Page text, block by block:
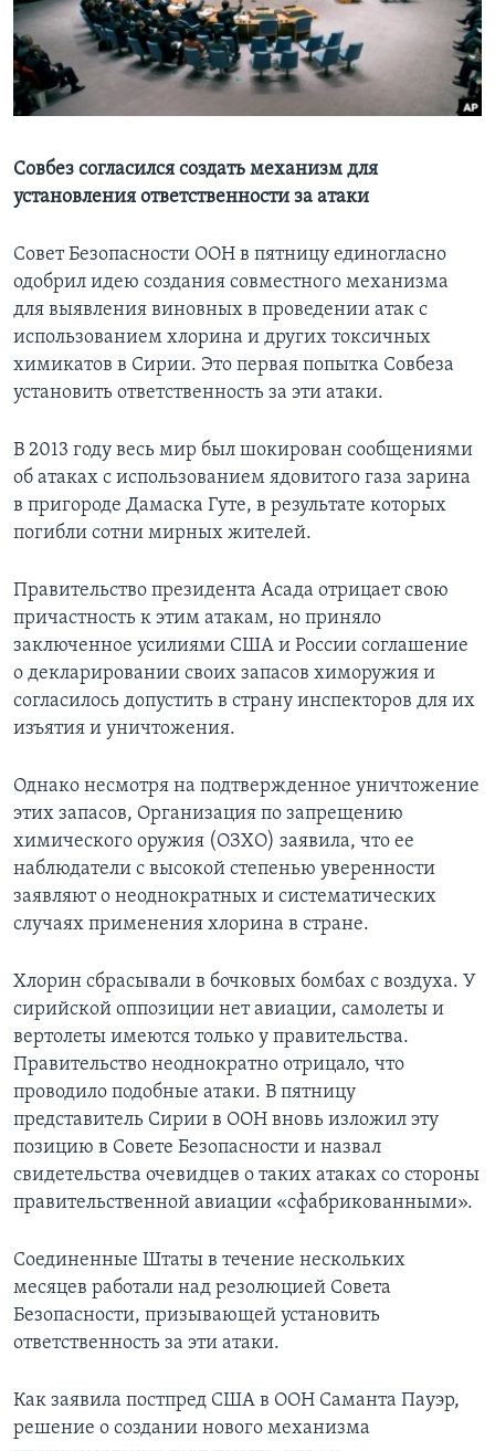
Learning English
СОЦИАЛЬНЫЕ СЕТИ
Языки
Совбез согласился создать механизм для
установления ответственности за атаки
Совет Безопасности ООН в пятницу единогласно
одобрил идею создания совместного механизма
для выявления виновных в проведении атак с
использованием хлорина и других токсичных
химикатов в Сирии. Это первая попытка Совбеза
установить ответственность за эти атаки.
В 2013 году весь мир был шокирован сообщениями
об атаках с использованием ядовитого газа зарина
в пригороде Дамаска Гуте, в результате которых
погибли сотни мирных жителей.
Правительство президента Асада отрицает свою
причастность к этим атакам, но приняло
заключенное усилиями США и России соглашение
о декларировании своих запасов химоружия и
согласилось допустить в страну инспекторов для их
изъятия и уничтожения.
Однако несмотря на подтвержденное уничтожение
этих запасов, Организация по запрещению
химического оружия (ОЗХО) заявила, что ее
наблюдатели с высокой степенью уверенности
заявляют о неоднократных и систематических
случаях применения хлорина в стране.
Хлорин сбрасывали в бочковых бомбах с воздуха. У
сирийской оппозиции нет авиации, самолеты и
вертолеты имеются только у правительства.
Правительство неоднократно отрицало, что
проводило подобные атаки. В пятницу
представитель Сирии в ООН вновь изложил эту
позицию в Совете Безопасности и назвал
свидетельства очевидцев о таких атаках со стороны
правительственной авиации «сфабрикованными».
Соединенные Штаты в течение нескольких
месяцев работали над резолюцией Совета
Безопасности, призывающей установить
ответственность за эти атаки.
Как заявила постпред США в ООН Саманта Пауэр,
решение о создании нового механизма